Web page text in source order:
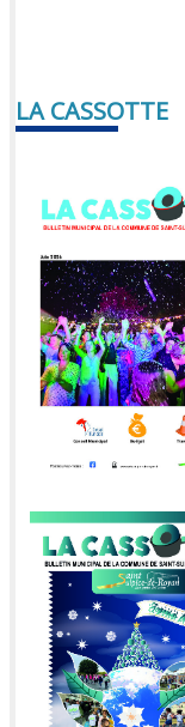
LA CASSOTTE